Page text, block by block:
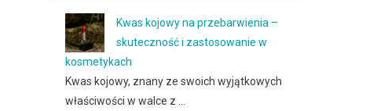
Kwas kojowy na przebarwienia –
skuteczność i zastosowanie w
kosmetykach
Kwas kojowy, znany ze swoich wyjątkowych
właściwości w walce z …